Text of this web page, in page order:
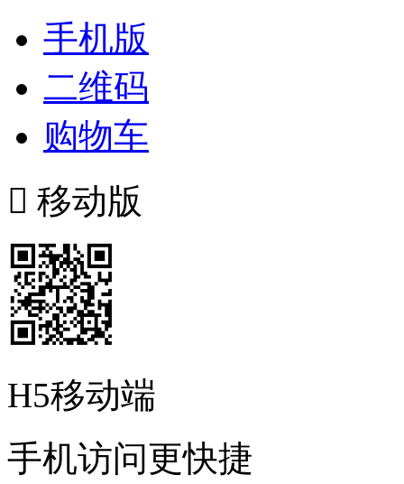
手机版
二维码
购物车
 移动版
H5移动端
手机访问更快捷